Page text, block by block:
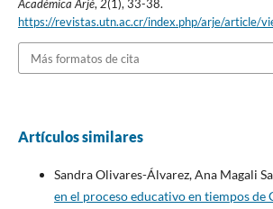
Académica Arjé,2(1), 33-38.
https://revistas.utn.ac.cr/index.php/arje/article/
Más formatos de cita
Artículos similares
Sandra Olivares-Álvarez, Ana Magali
en el proceso educativo en tiempos de